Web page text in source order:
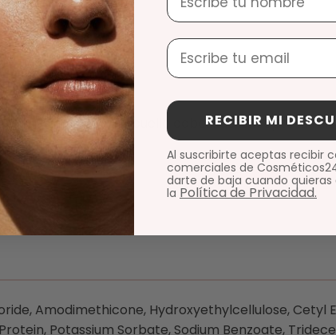
por todo el cuello cabelludo, excepto la
Amodimethicone, Hydroxyethylcellulose, Cetyl
Potassium Sorbate, Sodium Benzoate,
Email
RECIBIR MI
Al suscribirte aceptas recibir
comerciales de
darte de baja cuando quieras
la Política de Privacidad.